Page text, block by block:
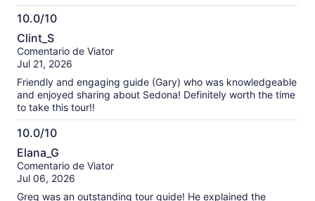
10.0/10
10.0
de
10
Clint_S
Comentario de Viator
Jul 21, 2026
Friendly and engaging guide (Gary) who was knowledgeable
and enjoyed sharing about Sedona! Definitely worth the time
to take this tour!!
10.0/10
10.0
de
10
Elana_G
Comentario de Viator
Jul 06, 2026
Greg was an outstanding tour guide! He explained the